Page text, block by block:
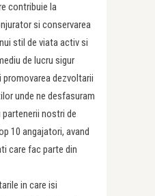
contribuie la
si conservarea
stil de viata activ si
de lucru sigur
dezvoltarii
unde ne desfasuram
nostri de
10 angajatori, avand
care fac parte din
in care isi